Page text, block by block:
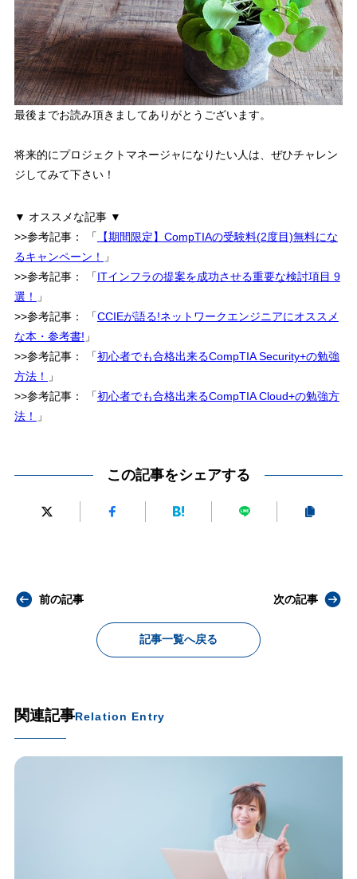
最後までお読み頂きましてありがとうございます。
将来的にプロジェクトマネージャになりたい人は、ぜひチャレン
ジしてみて下さい！
▼ オススメな記事 ▼
>>参考記事：
「
【期間限定】CompTIAの受験料(2度目)無料にな
るキャンペーン！
」
>>参考記事：
「ITインフラの提案を成功させる重要な検討項目 9
選！
」
>>参考記事：
「CCIEが語る!ネットワークエンジニアにオススメ
な本・参考書! 」
>>参考記事：
「初心者でも合格出来るCompTIA Security+の勉強
方法！
」
>>参考記事：
「初心者でも合格出来るCompTIA Cloud+の勉強方
法！
」
この記事をシェアする
前の記事
記事一覧へ戻る
次の記事
関連記事Relation Entry